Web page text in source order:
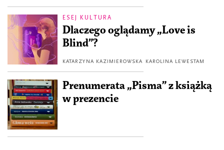
ESEJ KULTURA
Dlaczego oglądamy „Love is
Blind”?
KATARZYNA KAZIMIEROWSKA KAROLINA LEWESTAM
Prenumerata „Pisma” z książką
w prezencie